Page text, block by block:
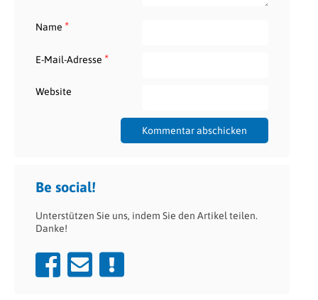
Name *
E-Mail-Adresse *
Website
Be social!
Unterstützen Sie uns, indem Sie den Artikel teilen.
Danke!